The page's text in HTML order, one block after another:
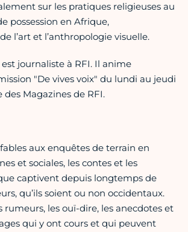
sur les pratiques religieuses au
possession en Afrique,
l’art et l’anthropologie visuelle.
journaliste à RFI. Il anime
"De vives voix" du lundi au jeudi
Magazines de RFI.
aux enquêtes de terrain en
et sociales, les contes et les
captivent depuis longtemps de
qu’ils soient ou non occidentaux.
rumeurs, les ouï-dire, les anecdotes et
qui y ont cours et qui peuvent